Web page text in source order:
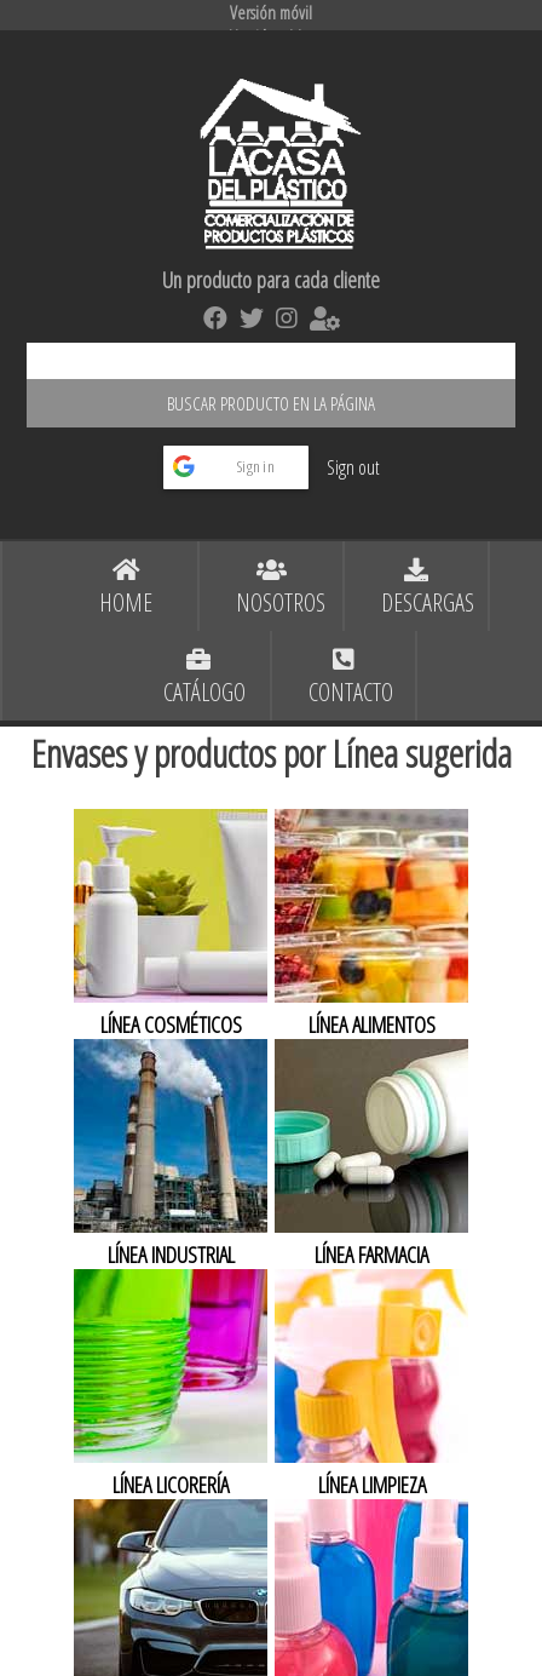
Versión móvil
Versión tablet
Un producto para cada cliente
Sign in Sign out
HOME NOSOTROS DESCARGAS
CATÁLOGO CONTACTO
Envases y productos por Línea sugerida
LÍNEA COSMÉTICOS LÍNEA ALIMENTOS
LÍNEA INDUSTRIAL LÍNEA FARMACIA
LÍNEA LICORERÍA LÍNEA LIMPIEZA